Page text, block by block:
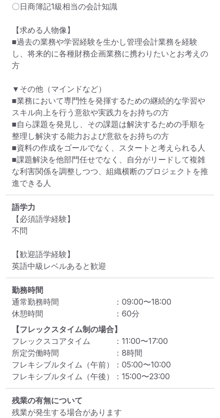
〇日商簿記1級相当の会計知識
【求める人物像】
■過去の業務や学習経験を生かし管理会計業務を経験
し、将来的に各種財務企画業務に携わりたいとお考えの
方
▼その他（マインドなど）
■業務において専門性を発揮するための継続的な学習や
スキル向上を行う意欲や実践力をお持ちの方
■自ら課題を発見し、その課題は解決するための手順を
整理し解決する能力および意欲をお持ちの方
■資料の作成をゴールでなく、スタートと考えられる人
■課題解決を他部門任せでなく、自分がリードして複雑
な利害関係を調整しつつ、組織横断のプロジェクトを推
進できる人
語学力
【必須語学経験】
不問
【歓迎語学経験】
英語中級レベルあると歓迎
勤務時間
通常勤務時間
： 09:00〜18:00
休憩時間
： 60分
【フレックスタイム制の場合】
フレックスコアタイム
： 11:00〜17:00
所定労働時間
： 8時間
フレキシブルタイム（午前）
： 05:00〜10:00
フレキシブルタイム（午後）
： 15:00〜23:00
残業の有無について
残業が発生する場合があります